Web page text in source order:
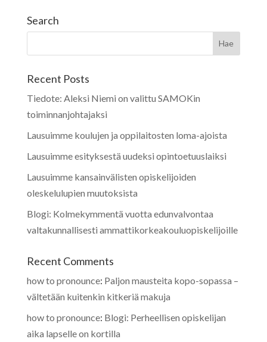
Search
Recent Posts
Tiedote: Aleksi Niemi on valittu SAMOKin
toiminnanjohtajaksi
Lausuimme koulujen ja oppilaitosten loma-ajoista
Lausuimme esityksestä uudeksi opintoetuuslaiksi
Lausuimme kansainvälisten opiskelijoiden
oleskelulupien muutoksista
Blogi: Kolmekymmentä vuotta edunvalvontaa
valtakunnallisesti ammattikorkeakouluopiskelijoille
Recent Comments
how to pronounce: Paljon mausteita kopo-sopassa –
vältetään kuitenkin kitkeriä makuja
how to pronounce: Blogi: Perheellisen opiskelijan
aika lapselle on kortilla